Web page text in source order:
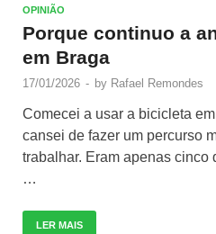
OPINIÃO
Porque continuo a
em Braga
17/01/2026 - by Rafael Remondes
Comecei a usar a bicicleta
cansei de fazer um percurso
trabalhar. Eram apenas cinco
…
LER MAIS